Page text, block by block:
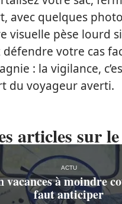
avec quelques
visuelle pèse lourd
défendre votre cas
: la vigilance,
du voyageur averti.
articles sur
ACTU
à moindre
faut anticiper